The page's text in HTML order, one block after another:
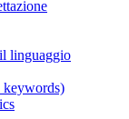
linguaggio
keywords)